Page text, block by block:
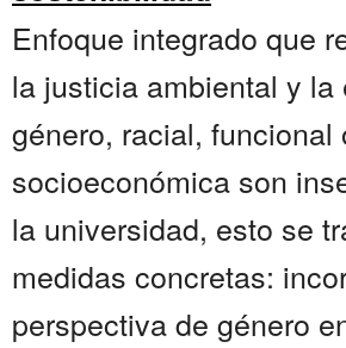
Enfoque integrado que
la justicia ambiental y la
género, racial, funcional
socioeconómica son
la universidad, esto se
medidas concretas:
perspectiva de género